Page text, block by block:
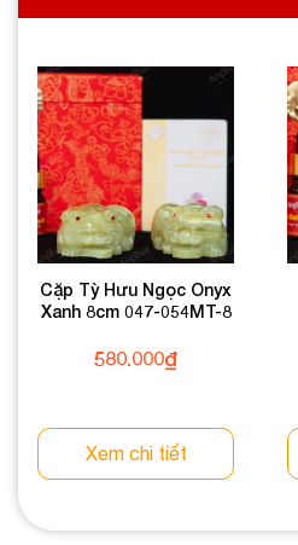
Cặp Tỳ Hưu Ngọc Onyx
Xanh 8cm 047-054MT-8
580.000₫
Xem chi tiết